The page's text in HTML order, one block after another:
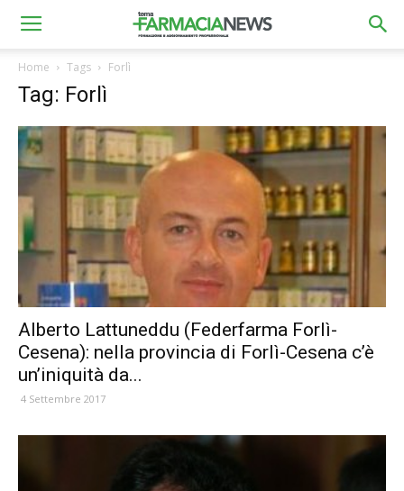
Home Tags Forlì
Tag: Forlì
Alberto Lattuneddu (Federfarma Forlì-
Cesena): nella provincia di Forlì-Cesena c’è
un’iniquità da...
4 Settembre 2017